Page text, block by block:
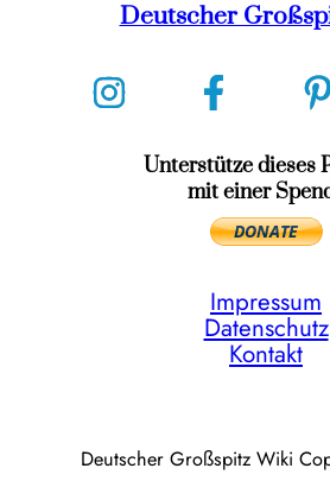
Deutscher
Unterstütze dieses
mit einer
Impressum
Datenschutz
Kontakt
Deutscher Großspitz Wiki